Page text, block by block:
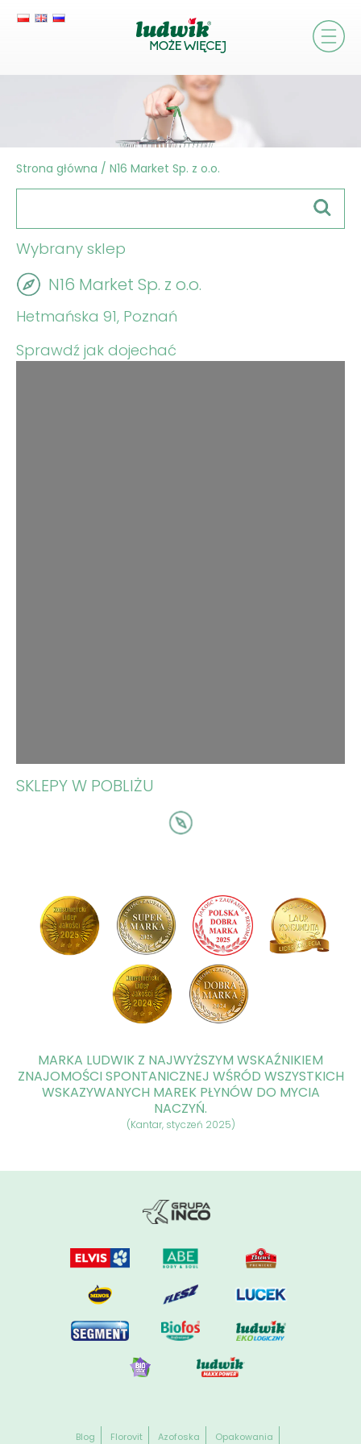
Strona główna / N16 Market Sp. z o.o.
Wybrany sklep
N16 Market Sp. z o.o.
Hetmańska 91, Poznań
Sprawdź jak dojechać
SKLEPY W POBLIŻU
MARKA LUDWIK Z NAJWYŻSZYM WSKAŹNIKIEM
ZNAJOMOŚCI SPONTANICZNEJ WŚRÓD WSZYSTKICH
WSKAZYWANYCH MAREK PŁYNÓW DO MYCIA
NACZYŃ.
(Kantar, styczeń 2025)
Blog Florovit Azofoska Opakowania